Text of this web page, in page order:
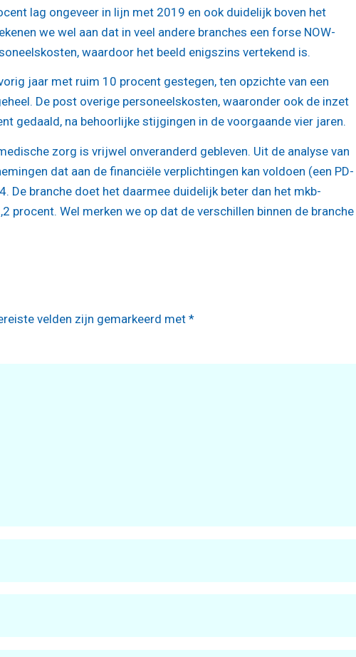
lag ongeveer in lijn met 2019 en ook duidelijk boven het
we wel aan dat in veel andere branches een forse NOW-
waardoor het beeld enigszins vertekend is.
jaar met ruim 10 procent gestegen, ten opzichte van een
De post overige personeelskosten, waaronder ook de inzet
gedaald, na behoorlijke stijgingen in de voorgaande vier jaren.
zorg is vrijwel onveranderd gebleven. Uit de analyse van
dat aan de financiële verplichtingen kan voldoen (een PD-
De branche doet het daarmee duidelijk beter dan het mkb-
procent. Wel merken we op dat de verschillen binnen de branche
velden zijn gemarkeerd met *